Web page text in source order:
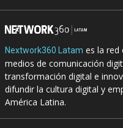
Nextwork360 Latam es la red
medios de comunicación
transformación digital e
difundir la cultura digital y
América Latina.